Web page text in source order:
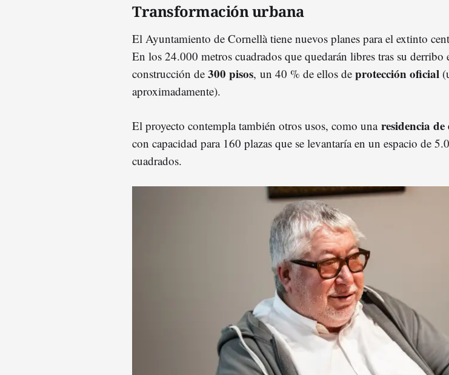
Transformación urbana
El Ayuntamiento de Cornellà tiene nuevos planes para el extinto
En los 24.000 metros cuadrados que quedarán libres tras su derribo
construcción de 300 pisos, un 40 % de ellos de protección oficial
aproximadamente).
El proyecto contempla también otros usos, como una residencia de
con capacidad para 160 plazas que se levantaría en un espacio de
cuadrados.